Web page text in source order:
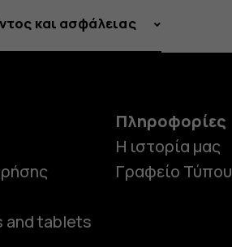
και ασφάλειας
and tablets
Πληροφορίες
Η ιστορία μας
Γραφείο Τύπου